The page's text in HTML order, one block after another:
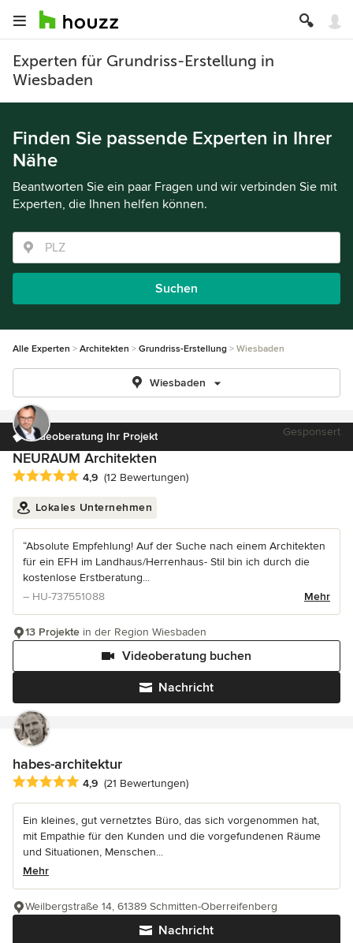
Experten für Grundriss-Erstellung in
Wiesbaden
Finden Sie passende Experten in Ihrer
Nähe
Beantworten Sie ein paar Fragen und wir verbinden Sie mit
Experten, die Ihnen helfen können.
Suchen
Alle Experten Architekten Grundriss-Erstellung Wiesbaden
Wiesbaden
Videoberatung Ihr Projekt Gesponsert
NEURAUM Architekten
Durchschnittliche Bewertung: 4.9 von 5 Sternen
4,9 (12 Bewertungen)
Lokales Unternehmen
“Absolute Empfehlung! Auf der Suche nach einem Architekten
für ein EFH im Landhaus/Herrenhaus- Stil bin ich durch die
kostenlose Erstberatung...
– HU-737551088
Mehr
Nachricht
Videoberatung buchen
13 Projekte in der Region Wiesbaden
habes-architektur
Durchschnittliche Bewertung: 4.9 von 5 Sternen
4,9 (21 Bewertungen)
Ein kleines, gut vernetztes Büro, das sich vorgenommen hat,
mit Empathie für den Kunden und die vorgefundenen Räume
und Situationen, Menschen...
Mehr
Nachricht
Weilbergstraße 14, 61389 Schmitten-Oberreifenberg